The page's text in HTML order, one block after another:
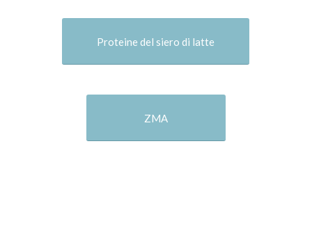
Proteine del siero di latte
ZMA